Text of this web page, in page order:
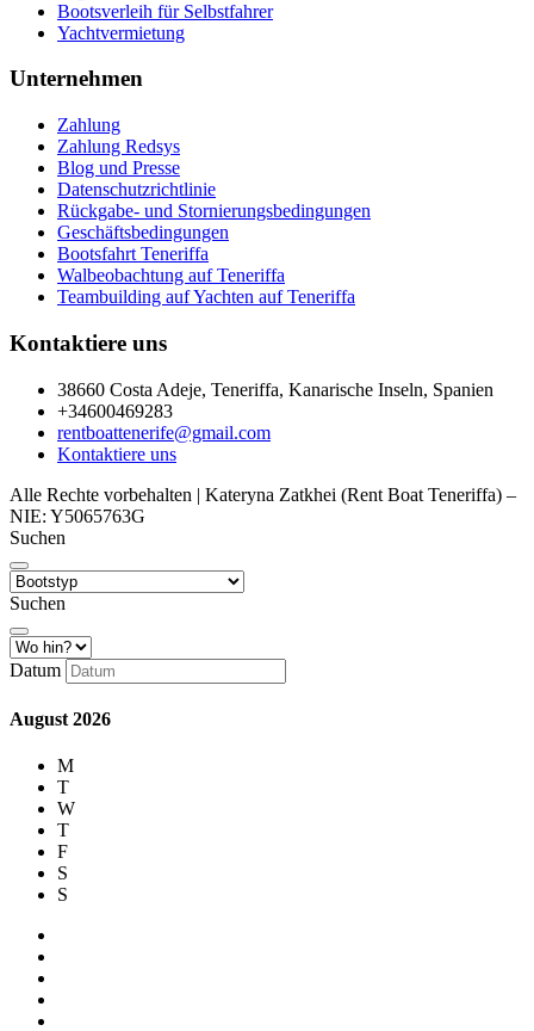
Bootsverleih für Selbstfahrer
Yachtvermietung
Unternehmen
Zahlung
Zahlung Redsys
Blog und Presse
Datenschutzrichtlinie
Rückgabe- und Stornierungsbedingungen
Geschäftsbedingungen
Bootsfahrt Teneriffa
Walbeobachtung auf Teneriffa
Teambuilding auf Yachten auf Teneriffa
Kontaktiere uns
38660 Costa Adeje, Teneriffa, Kanarische Inseln, Spanien
+34600469283
rentboattenerife@gmail.com
Kontaktiere uns
Alle Rechte vorbehalten | Kateryna Zatkhei (Rent Boat Teneriffa) –
NIE: Y5065763G
Suchen
Suchen
Datum
August 2026
M
T
W
T
F
S
S